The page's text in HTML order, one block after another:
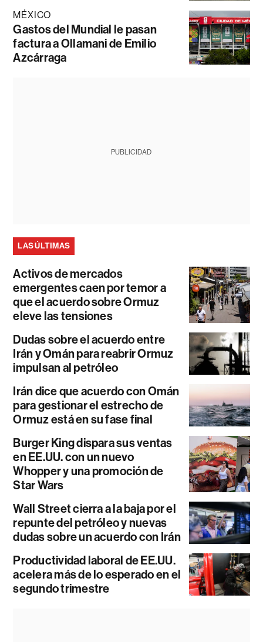
MÉXICO
Gastos del Mundial le pasan
factura a Ollamani de Emilio
Azcárraga
PUBLICIDAD
LAS ÚLTIMAS
Activos de mercados
emergentes caen por temor a
que el acuerdo sobre Ormuz
eleve las tensiones
Dudas sobre el acuerdo entre
Irán y Omán para reabrir Ormuz
impulsan al petróleo
Irán dice que acuerdo con Omán
para gestionar el estrecho de
Ormuz está en su fase final
Burger King dispara sus ventas
en EE.UU. con un nuevo
Whopper y una promoción de
Star Wars
Wall Street cierra a la baja por el
repunte del petróleo y nuevas
dudas sobre un acuerdo con Irán
Productividad laboral de EE.UU.
acelera más de lo esperado en el
segundo trimestre